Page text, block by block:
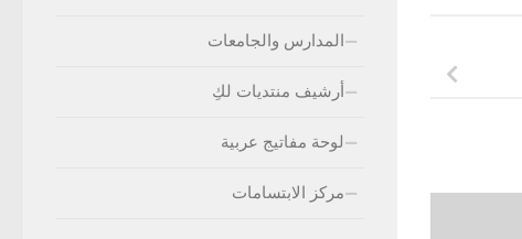
المدارس والجامعات
أرشيف منتديات لكِ
لوحة مفاتيج عربية
مركز الابتسامات